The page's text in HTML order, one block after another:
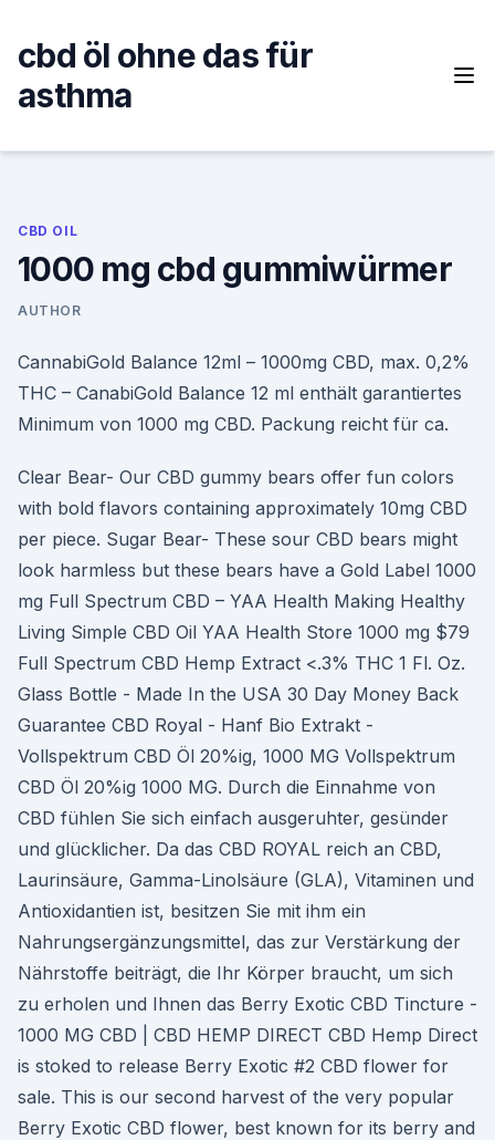
content
cbd öl ohne das für
asthma
CBD OIL
1000 mg cbd gummiwürmer
AUTHOR
CannabiGold Balance 12ml – 1000mg CBD, max. 0,2%
THC – CanabiGold Balance 12 ml enthält garantiertes
Minimum von 1000 mg CBD. Packung reicht für ca.
Clear Bear- Our CBD gummy bears offer fun colors
with bold flavors containing approximately 10mg CBD
per piece. Sugar Bear- These sour CBD bears might
look harmless but these bears have a Gold Label 1000
mg Full Spectrum CBD – YAA Health Making Healthy
Living Simple CBD Oil YAA Health Store 1000 mg $79
Full Spectrum CBD Hemp Extract <.3% THC 1 Fl. Oz.
Glass Bottle - Made In the USA 30 Day Money Back
Guarantee CBD Royal - Hanf Bio Extrakt -
Vollspektrum CBD Öl 20%ig, 1000 MG Vollspektrum
CBD Öl 20%ig 1000 MG. Durch die Einnahme von
CBD fühlen Sie sich einfach ausgeruhter, gesünder
und glücklicher. Da das CBD ROYAL reich an CBD,
Laurinsäure, Gamma-Linolsäure (GLA), Vitaminen und
Antioxidantien ist, besitzen Sie mit ihm ein
Nahrungsergänzungsmittel, das zur Verstärkung der
Nährstoffe beiträgt, die Ihr Körper braucht, um sich
zu erholen und Ihnen das Berry Exotic CBD Tincture -
1000 MG CBD | CBD HEMP DIRECT CBD Hemp Direct
is stoked to release Berry Exotic #2 CBD flower for
sale. This is our second harvest of the very popular
Berry Exotic CBD flower, best known for its berry and